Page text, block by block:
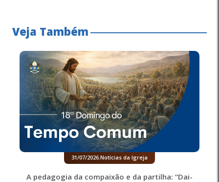
Veja Também
31/07/2026.Notícias da Igreja
A pedagogia da compaixão e da partilha: “Dai-